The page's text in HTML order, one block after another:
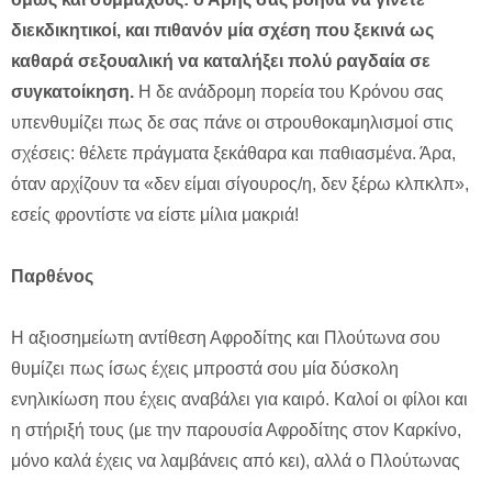
διεκδικητικοί, και πιθανόν μία σχέση που ξεκινά ως
καθαρά σεξουαλική να καταλήξει πολύ ραγδαία σε
συγκατοίκηση. Η δε ανάδρομη πορεία του Κρόνου σας
υπενθυμίζει πως δε σας πάνε οι στρουθοκαμηλισμοί στις
σχέσεις: θέλετε πράγματα ξεκάθαρα και παθιασμένα. Άρα,
όταν αρχίζουν τα «δεν είμαι σίγουρος/η, δεν ξέρω κλπκλπ»,
εσείς φροντίστε να είστε μίλια μακριά!
Παρθένος
Η αξιοσημείωτη αντίθεση Αφροδίτης και Πλούτωνα σου
θυμίζει πως ίσως έχεις μπροστά σου μία δύσκολη
ενηλικίωση που έχεις αναβάλει για καιρό. Καλοί οι φίλοι και
η στήριξή τους (με την παρουσία Αφροδίτης στον Καρκίνο,
μόνο καλά έχεις να λαμβάνεις από κει), αλλά ο Πλούτωνας